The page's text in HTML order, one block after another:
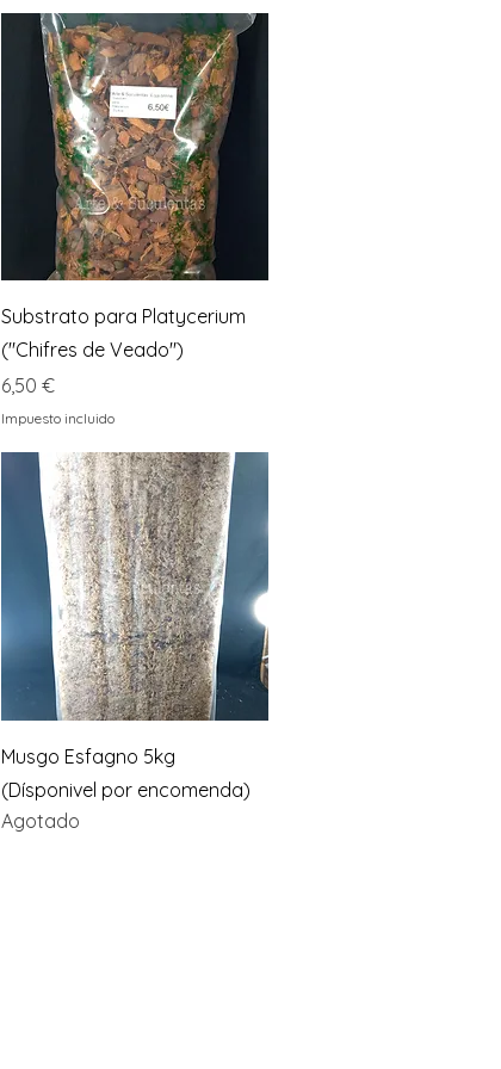
Vista rápida
Substrato para Platycerium
("Chifres de Veado")
Precio
6,50 €
Impuesto incluido
Vista rápida
Musgo Esfagno 5kg
(Dísponivel por encomenda)
Agotado